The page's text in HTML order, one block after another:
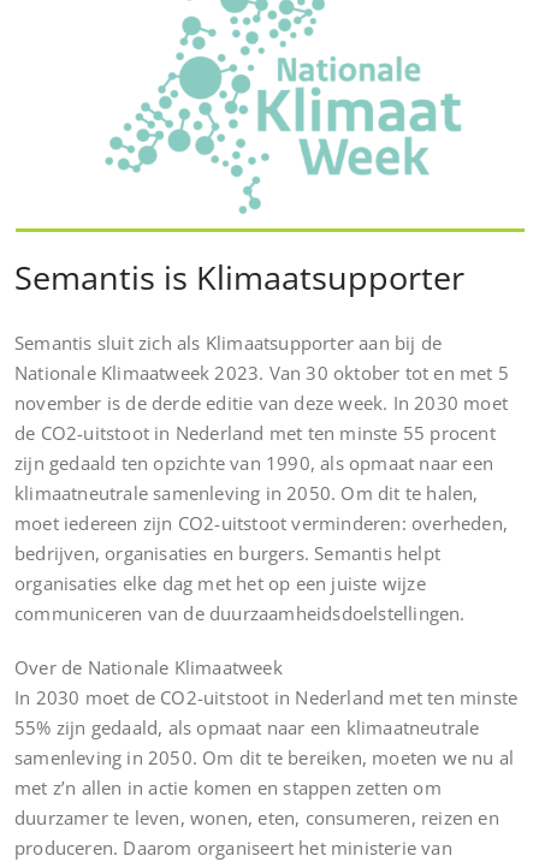
Semantis is Klimaatsupporter
Semantis sluit zich als Klimaatsupporter aan bij de
Nationale Klimaatweek 2023. Van 30 oktober tot en met 5
november is de derde editie van deze week. In 2030 moet
de CO2-uitstoot in Nederland met ten minste 55 procent
zijn gedaald ten opzichte van 1990, als opmaat naar een
klimaatneutrale samenleving in 2050. Om dit te halen,
moet iedereen zijn CO2-uitstoot verminderen: overheden,
bedrijven, organisaties en burgers. Semantis helpt
organisaties elke dag met het op een juiste wijze
communiceren van de duurzaamheidsdoelstellingen.
Over de Nationale Klimaatweek
In 2030 moet de CO2-uitstoot in Nederland met ten minste
55% zijn gedaald, als opmaat naar een klimaatneutrale
samenleving in 2050. Om dit te bereiken, moeten we nu al
met z’n allen in actie komen en stappen zetten om
duurzamer te leven, wonen, eten, consumeren, reizen en
produceren. Daarom organiseert het ministerie van